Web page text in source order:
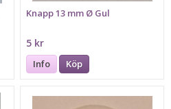
Knapp 13 mm Ø Gul
5 kr
Info Köp